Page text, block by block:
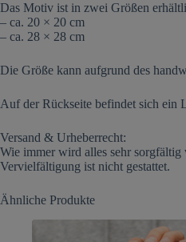
Das Motiv ist in zwei Größen
– ca. 20 × 20 cm
– ca. 28 × 28 cm
Die Größe kann aufgrund des
Auf der Rückseite befindet sich ein
Versand & Urheberrecht:
Wie immer wird alles sehr sorgfältig
Vervielfältigung ist nicht gestattet.
Ähnliche Produkte